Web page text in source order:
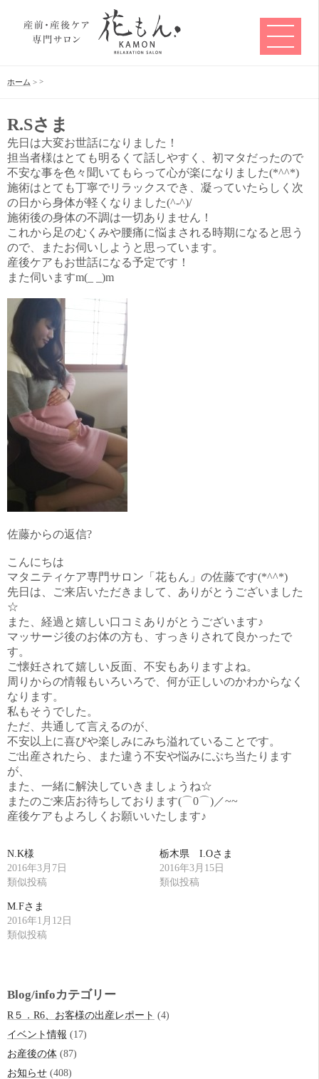
ホーム > >
R.Sさま
先日は大変お世話になりました！
担当者様はとても明るくて話しやすく、初マタだったので
不安な事を色々聞いてもらって心が楽になりました(*^^*)
施術はとても丁寧でリラックスでき、凝っていたらしく次
の日から身体が軽くなりました(^-^)/
施術後の身体の不調は一切ありません！
これから足のむくみや腰痛に悩まされる時期になると思う
ので、またお伺いしようと思っています。
産後ケアもお世話になる予定です！
また伺いますm(_ _)m
佐藤からの返信?
こんにちは
マタニティケア専門サロン「花もん」の佐藤です(*^^*)
先日は、ご来店いただきまして、ありがとうございました
☆
また、経過と嬉しい口コミありがとうございます♪
マッサージ後のお体の方も、すっきりされて良かったで
す。
ご懐妊されて嬉しい反面、不安もありますよね。
周りからの情報もいろいろで、何が正しいのかわからなく
なります。
私もそうでした。
ただ、共通して言えるのが、
不安以上に喜びや楽しみにみち溢れていることです。
ご出産されたら、また違う不安や悩みにぶち当たります
が、
また、一緒に解決していきましょうね☆
またのご来店お待ちしております(⌒0⌒)／~~
産後ケアもよろしくお願いいたします♪
N.K様
2016年3月7日
類似投稿
栃木県 I.Oさま
2016年3月15日
類似投稿
M.Fさま
2016年1月12日
類似投稿
Blog/infoカテゴリー
R５．R6、お客様の出産レポート (4)
イベント情報 (17)
お産後の体 (87)
お知らせ (408)